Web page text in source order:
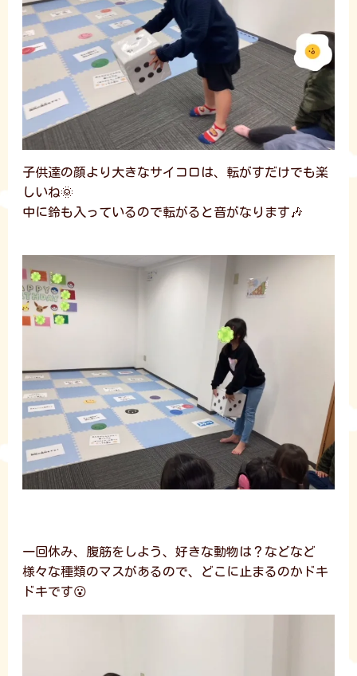
子供達の顔より大きなサイコロは、転がすだけでも楽
しいね🌞
中に鈴も入っているので転がると音がなります🎶
一回休み、腹筋をしよう、好きな動物は？などなど
様々な種類のマスがあるので、どこに止まるのかドキ
ドキです😮